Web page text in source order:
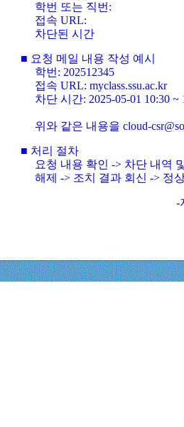
학번 또는 직번:
접속 URL:
차단된 시간
■ 요청 메일 내용 작성 예시
학번: 202512345
접속 URL: myclass.ssu.ac.kr
차단 시간: 2025-05-01 10:30 ~
위와 같은 내용을 cloud-
■ 처리 절차
요청 내용 확인 -> 차단 내역
해제 -> 조치 결과 회신 -> 정
-